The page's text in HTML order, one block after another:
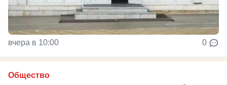
вчера в 10:00 0
Общество